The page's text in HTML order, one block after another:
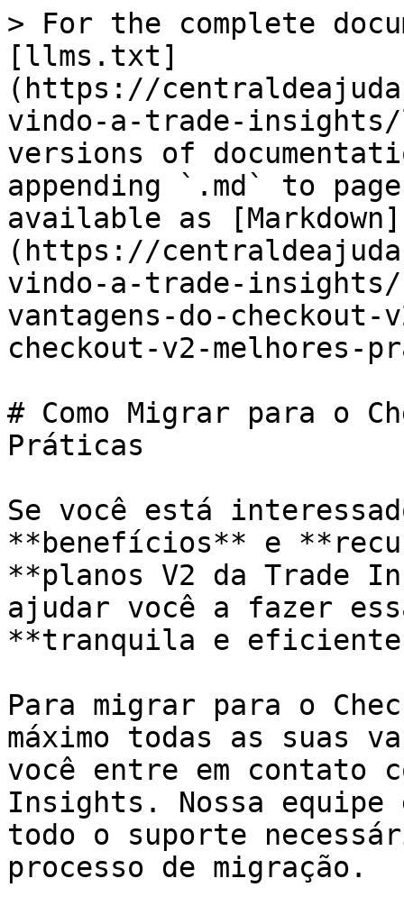
> For the complete
[llms.txt]
(https://
vindo-a-trade-
versions of
appending `.md` to
available as [Markdown]
(https://
vindo-a-trade-insights/
vantagens-do-checkout-
checkout-v2-melhores-
# Como Migrar para o
Práticas
Se você está
**benefícios** e
**planos V2 da Trade
ajudar você a fazer
**tranquila e
Para migrar para o
máximo todas as suas
você entre em contato
Insights. Nossa
todo o suporte
processo de migração.